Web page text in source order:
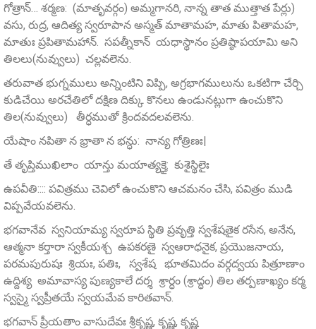
గోత్రాన్… శర్మణ: (మాతృవర్గం) అమ్మగానరి, నాన్న తాత ముత్తాత పేర్లు)
వసు, రుద్ర, ఆదిత్య స్వరూపాన అస్మత్ మాతామహ, మాతు పితామహ,
మాతుః ప్రపితామహాన్. సపత్నీకాన్ యధాస్థానం ప్రతిష్ఠాపయామి అని
తిలలు(నువ్వులు) చల్లవలెను.
తరువాత భుగ్నములు అన్నింటిని విప్పి, అగ్రభాగములును ఒకటిగా చేర్చి
కుడిచేయి అరచేతిలో దక్షిణ దిక్కు కొనలు ఉండునట్లుగా ఉంచుకొని
తిల(నువ్వులు) తీర్ధముతో క్రిందవదలవలెను.
యేషాం నపితా న భ్రాతా న భన్ధు: నాన్య గోత్రిణః|
తే తృప్తిముఖిలాం యాన్తు మయాత్యక్తై: కుశైస్థిలైః
ఉపవీతి:::: పవిత్రము చెవిలో ఉంచుకొని ఆచమనం చేసి, పవిత్రం ముడి
విప్పవేయవలెను.
భగవానేవ స్వనియామ్య స్వరూప స్థితి ప్రవృత్తి స్వశేషతైక రసేన, అనేన,
ఆత్మనా కర్తారా స్వకీయశ్చ ఉపకరణై స్వఆరాధనైక, ప్రయొజనాయ,
పరమపురుషః శ్రియః, పతిః, స్వశేష భూతమిదం వర్గద్వయ పిత్రూణాం
ఉద్దిశ్య అమావాస్య పుణ్యకాలే దర్శ శ్రార్ధం (శ్రాద్ధం) తిల తర్పణాఖ్యం కర్మ
స్వస్మై స్వప్రీతయే స్వయమేవ కారితవాన్.
భగవాన్‌ ప్రీయతాం వాసుదేవః శ్రీకృష్ణ, కృష్ణ, కృష్ణ